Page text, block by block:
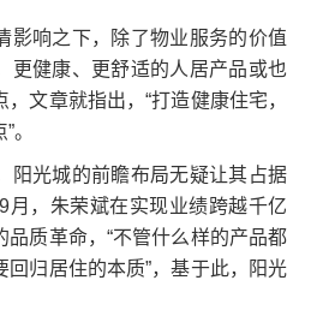
响之下，除了物业服务的价值
更健康、更舒适的人居产品或也
文章就指出，“打造健康住宅，
。
光城的前瞻布局无疑让其占据
月，朱荣斌在实现业绩跨越千亿
品质革命，“不管什么样的产品都
归居住的本质”，基于此，阳光